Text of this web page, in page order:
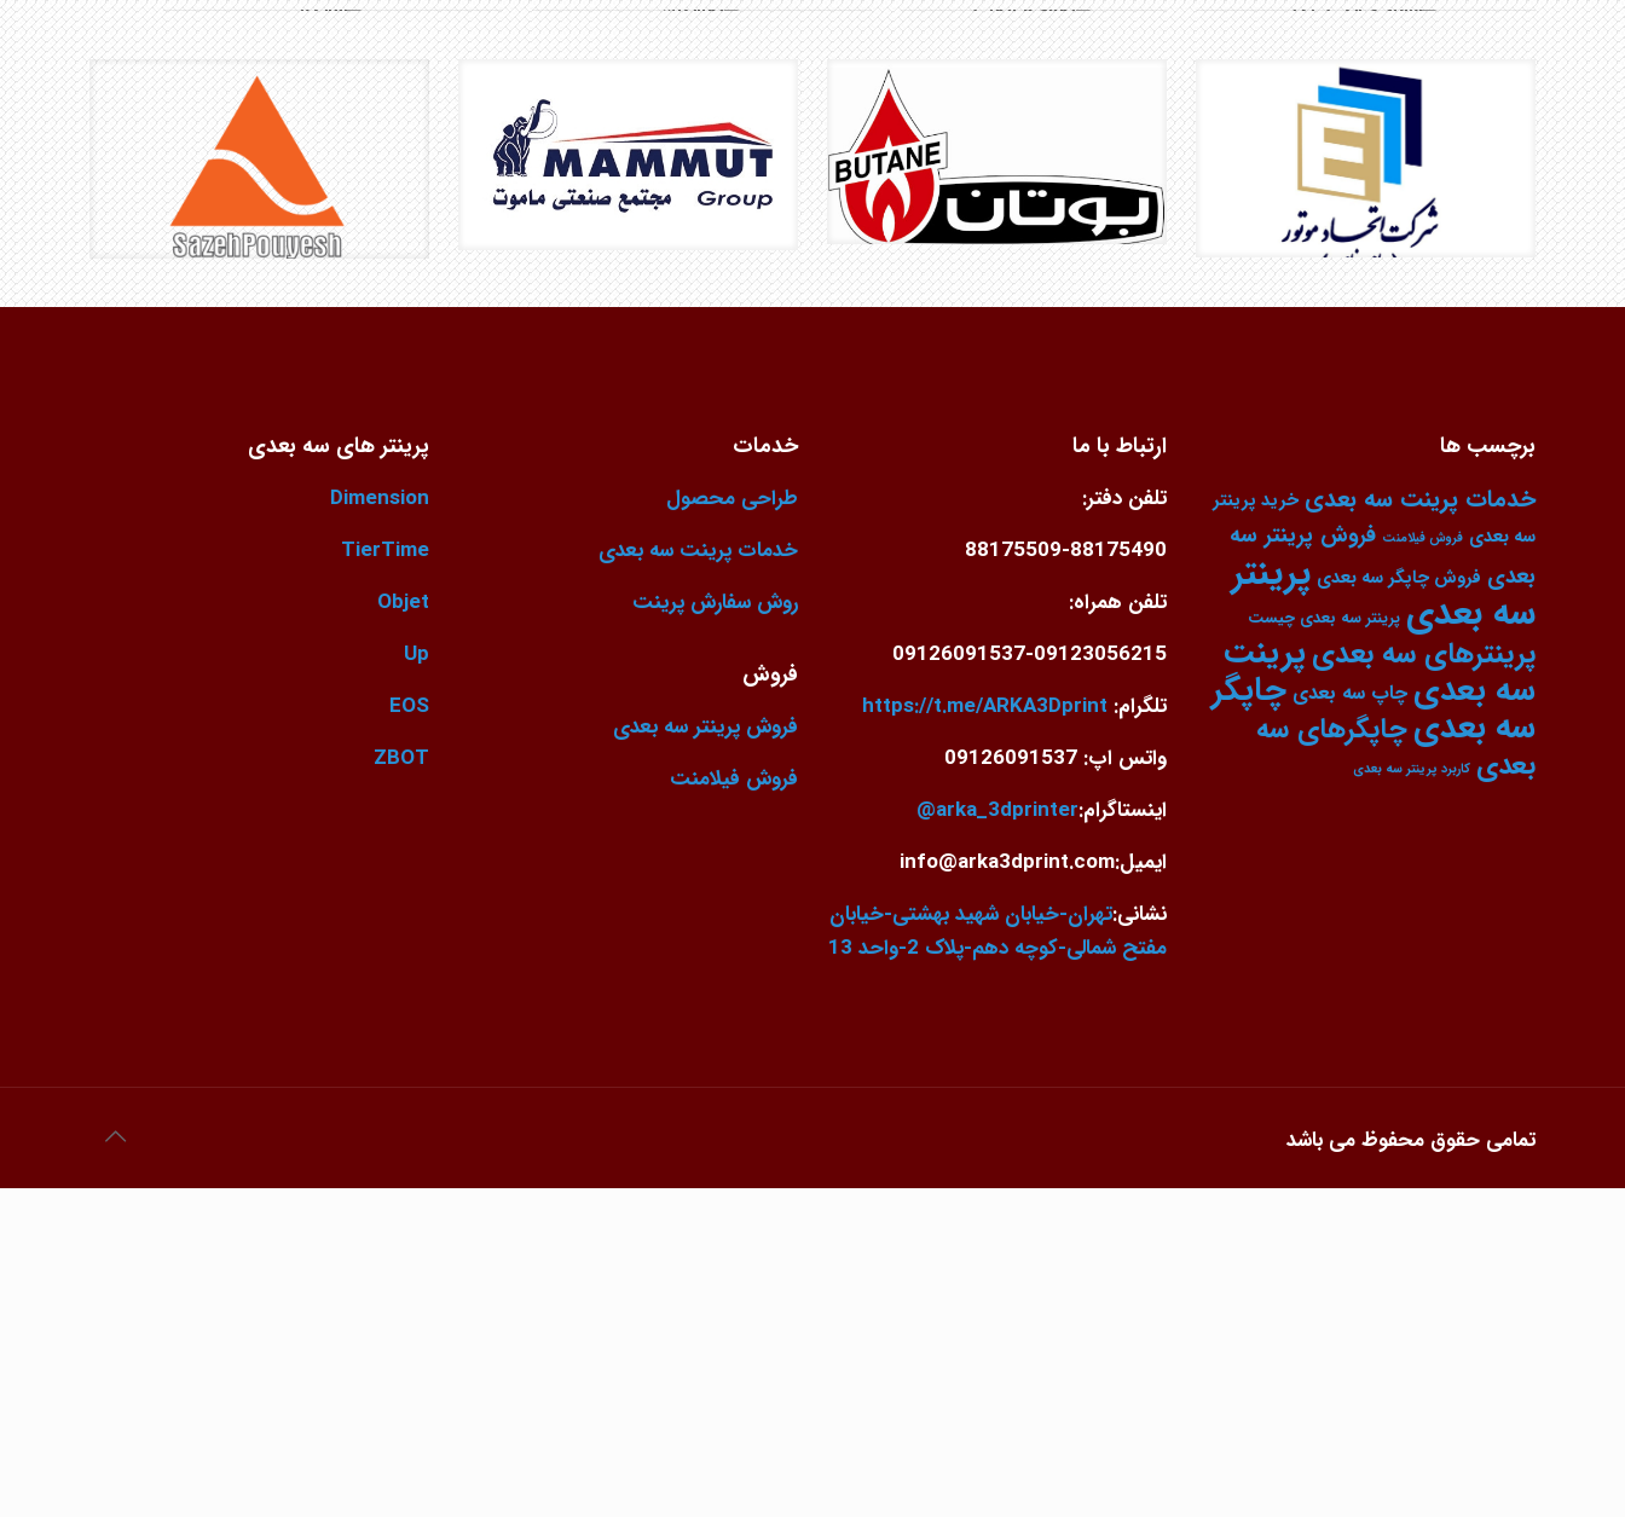
برچسب ها
خدمات پرینت سه بعدی خرید پرینتر
سه بعدی فروش فیلامنت فروش پرینتر سه
بعدی فروش چاپگر سه بعدی پرینتر
سه بعدی پرینتر سه بعدی چیست
پرینترهای سه بعدیپرینت
سه بعدی چاپ سه بعدی چاپگر
سه بعدیچاپگرهای سه
بعدی کاربرد پرینتر سه بعدی
ارتباط با ما
تلفن دفتر:
88175509-88175490
تلفن همراه:
09126091537-09123056215
تلگرام: https://t.me/ARKA3Dprint
واتس اپ: 09126091537
اینستاگرام:arka_3dprinter@
ایمیل:info@arka3dprint.com
نشانی:تهران-خیابان شهید بهشتی-خیابان
مفتح شمالی-کوچه دهم-پلاک 2-واحد 13
خدمات
طراحی محصول
خدمات پرینت سه بعدی
روش سفارش پرینت
فروش
فروش پرینتر سه بعدی
فروش فیلامنت
پرینتر های سه بعدی
Dimension
TierTime
Objet
Up
EOS
ZBOT
تمامی حقوق محفوظ می باشد